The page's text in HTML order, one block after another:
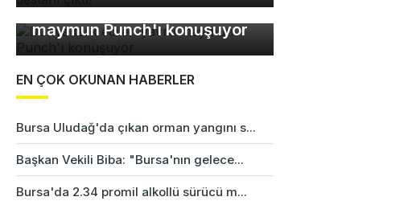
Dünya terk edilen yavru
maymun Punch'ı konuşuyor
EN ÇOK OKUNAN HABERLER
Bursa Uludağ'da çıkan orman yangını s...
Başkan Vekili Biba: "Bursa'nın gelece...
Bursa'da 2.34 promil alkollü sürücü m...